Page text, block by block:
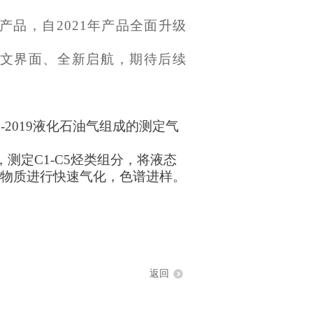
品，自2021年产品全面升级
界面、全新启航，期待后续
液化石油气组成的测定气
测定C1-C5烃类组分，将液态
质进行快速气化，色谱进样。
返回